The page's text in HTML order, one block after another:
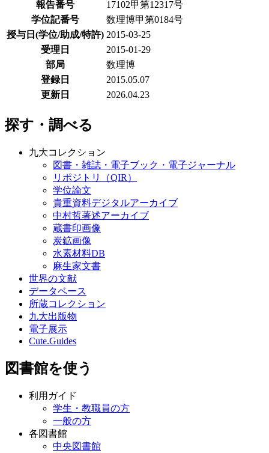
報告番号
17102甲第12317号
学位記番号
数理博甲第0184号
授与日(学位/助成/特許) 2015-03-25
受理日
2015-01-29
部局
数理博
登録日
2015.05.07
更新日
2026.04.23
探す・調べる
九大コレクション
図書・雑誌・電子ブック・電子ジャーナル
リポジトリ（QIR）
学位論文
貴重資料デジタルアーカイブ
中村哲著述アーカイブ
蔵書印画像
炭鉱画像
水素材料DB
麻生家文書
世界の文献
データベース
所蔵コレクション
九大出版物
電子展示
Cute.Guides
図書館を使う
利用ガイド
学生・教職員の方
一般の方
各図書館
中央図書館